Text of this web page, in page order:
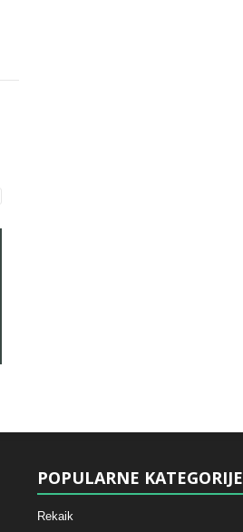
POPULARNE KATEGORIJE
Rekaik